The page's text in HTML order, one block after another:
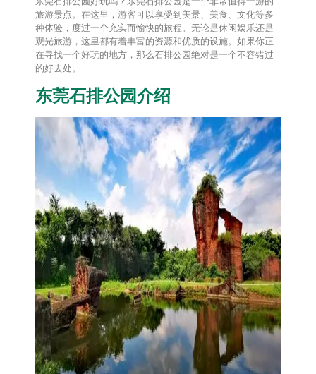
旅游景点。在这里，游客可以享受到美景、美食、文化等多
种体验，度过一个充实而愉快的旅程。无论是休闲娱乐还是
观光旅游，这里都有着丰富的资源和优质的设施。如果你正
在寻找一个好玩的地方，那么石排公园绝对是一个不容错过
的好去处。
东莞石排公园介绍